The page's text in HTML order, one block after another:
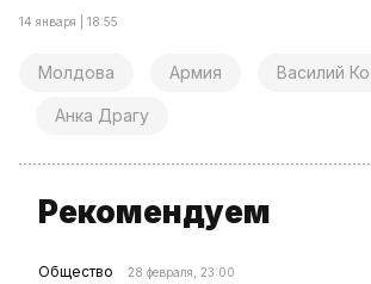
14 января | 18:55
Молдова Армия Василий
Анка Драгу
Рекомендуем
Общество 28 февраля, 23:00